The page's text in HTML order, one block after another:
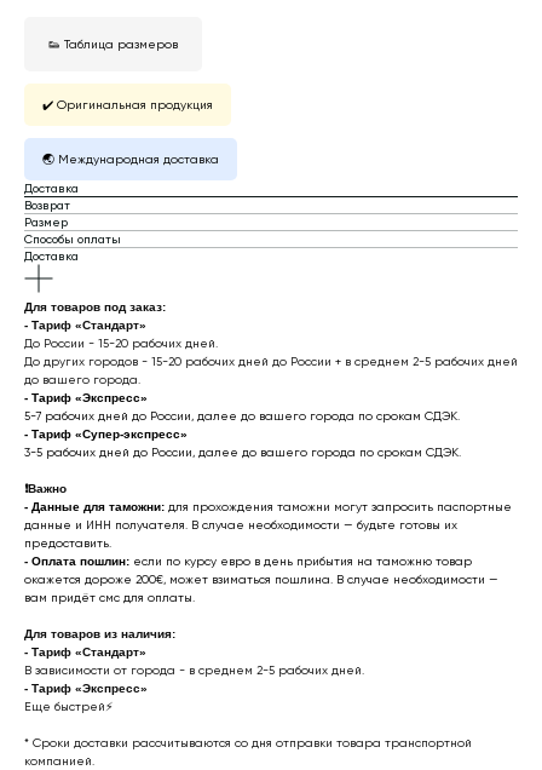
👟 Таблица размеров
✔️ Оригинальная продукция
🌏 Международная доставка
Доставка
Возврат
Размер
Способы оплаты
Доставка
Для товаров под заказ:
- Тариф «Стандарт»
До России - 15-20 рабочих дней.
До других городов - 15-20 рабочих дней до России + в среднем 2-5 рабочих дней
до вашего города.
- Тариф «Экспресс»
5-7 рабочих дней до России, далее до вашего города по срокам СДЭК.
- Тариф «Супер-экспресс»
3-5 рабочих дней до России, далее до вашего города по срокам СДЭК.
❗️Важно
- Данные для таможни: для прохождения таможни могут запросить паспортные
данные и ИНН получателя. В случае необходимости — будьте готовы их
предоставить.
- Оплата пошлин: если по курсу евро в день прибытия на таможню товар
окажется дороже 200€, может взиматься пошлина. В случае необходимости —
вам придёт смс для оплаты.
Для товаров из наличия:
- Тариф «Стандарт»
В зависимости от города - в среднем 2-5 рабочих дней.
- Тариф «Экспресс»
Еще быстрей⚡
* Cроки доставки рассчитываются со дня отправки товара транспортной
компанией.